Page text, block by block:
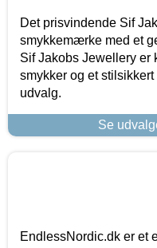
Det prisvindende Sif
smykkemærke med et
Sif Jakobs Jewellery er
smykker og et
udvalg.
Se
EndlessNordic.dk er et